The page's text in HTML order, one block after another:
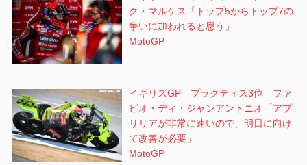
ク・マルケス「トップ5からトップ7の
争いに加われると思う」
MotoGP
イギリスGP プラクティス3位 ファ
ビオ・ディ・ジャンアントニオ「アプ
リリアが非常に速いので、明日に向け
て改善が必要」
MotoGP